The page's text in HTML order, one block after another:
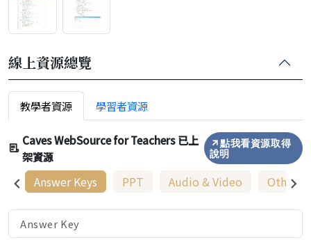
線上資源總覽
教學者資源 學習者資源
Caves WebSource for Teachers 已上
架資源
點我看資源取得
說明
Answer Keys PPT Audio & Video Other
Answer Key